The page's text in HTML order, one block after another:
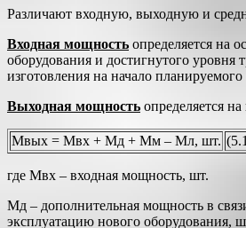
Различают входную, выходную и
Входная мощность определяется на
оборудования и достигнутого уровня
изготовления на начало планируемого
Выходная мощность определяется на
Мвых = Мвх + Мд + Мм – Мл, шт.
где Мвх – входная мощность, шт.
Мд – дополнительная мощность в
эксплуатацию нового оборудования,